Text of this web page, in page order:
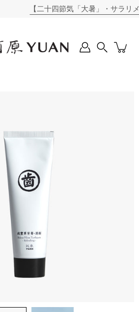
【二十四節気「大暑」・サラリメン